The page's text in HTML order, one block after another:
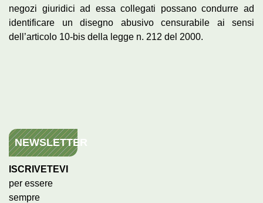
negozi giuridici ad essa collegati possano condurre ad
identificare un disegno abusivo censurabile ai sensi
dell’articolo 10-bis della legge n. 212 del 2000.
NEWSLETTER
ISCRIVETEVI
per essere
sempre